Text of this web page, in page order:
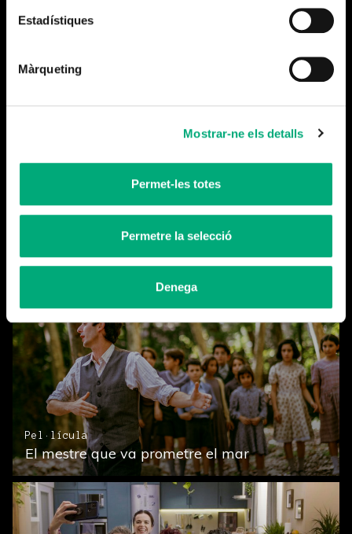
Estadístiques
Màrqueting
Mostrar-ne els detalls
Permet-les totes
Permetre la selecció
Denega
Alumbramiento
Smiley
Pel·lícula
El mestre que va prometre el mar